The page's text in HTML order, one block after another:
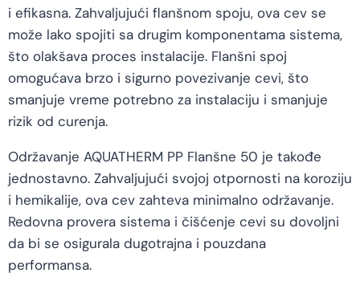
i efikasna. Zahvaljujući flanšnom spoju, ova cev se
može lako spojiti sa drugim komponentama sistema,
što olakšava proces instalacije. Flanšni spoj
omogućava brzo i sigurno povezivanje cevi, što
smanjuje vreme potrebno za instalaciju i smanjuje
rizik od curenja.
Održavanje AQUATHERM PP Flanšne 50 je takođe
jednostavno. Zahvaljujući svojoj otpornosti na koroziju
i hemikalije, ova cev zahteva minimalno održavanje.
Redovna provera sistema i čišćenje cevi su dovoljni
da bi se osigurala dugotrajna i pouzdana
performansa.